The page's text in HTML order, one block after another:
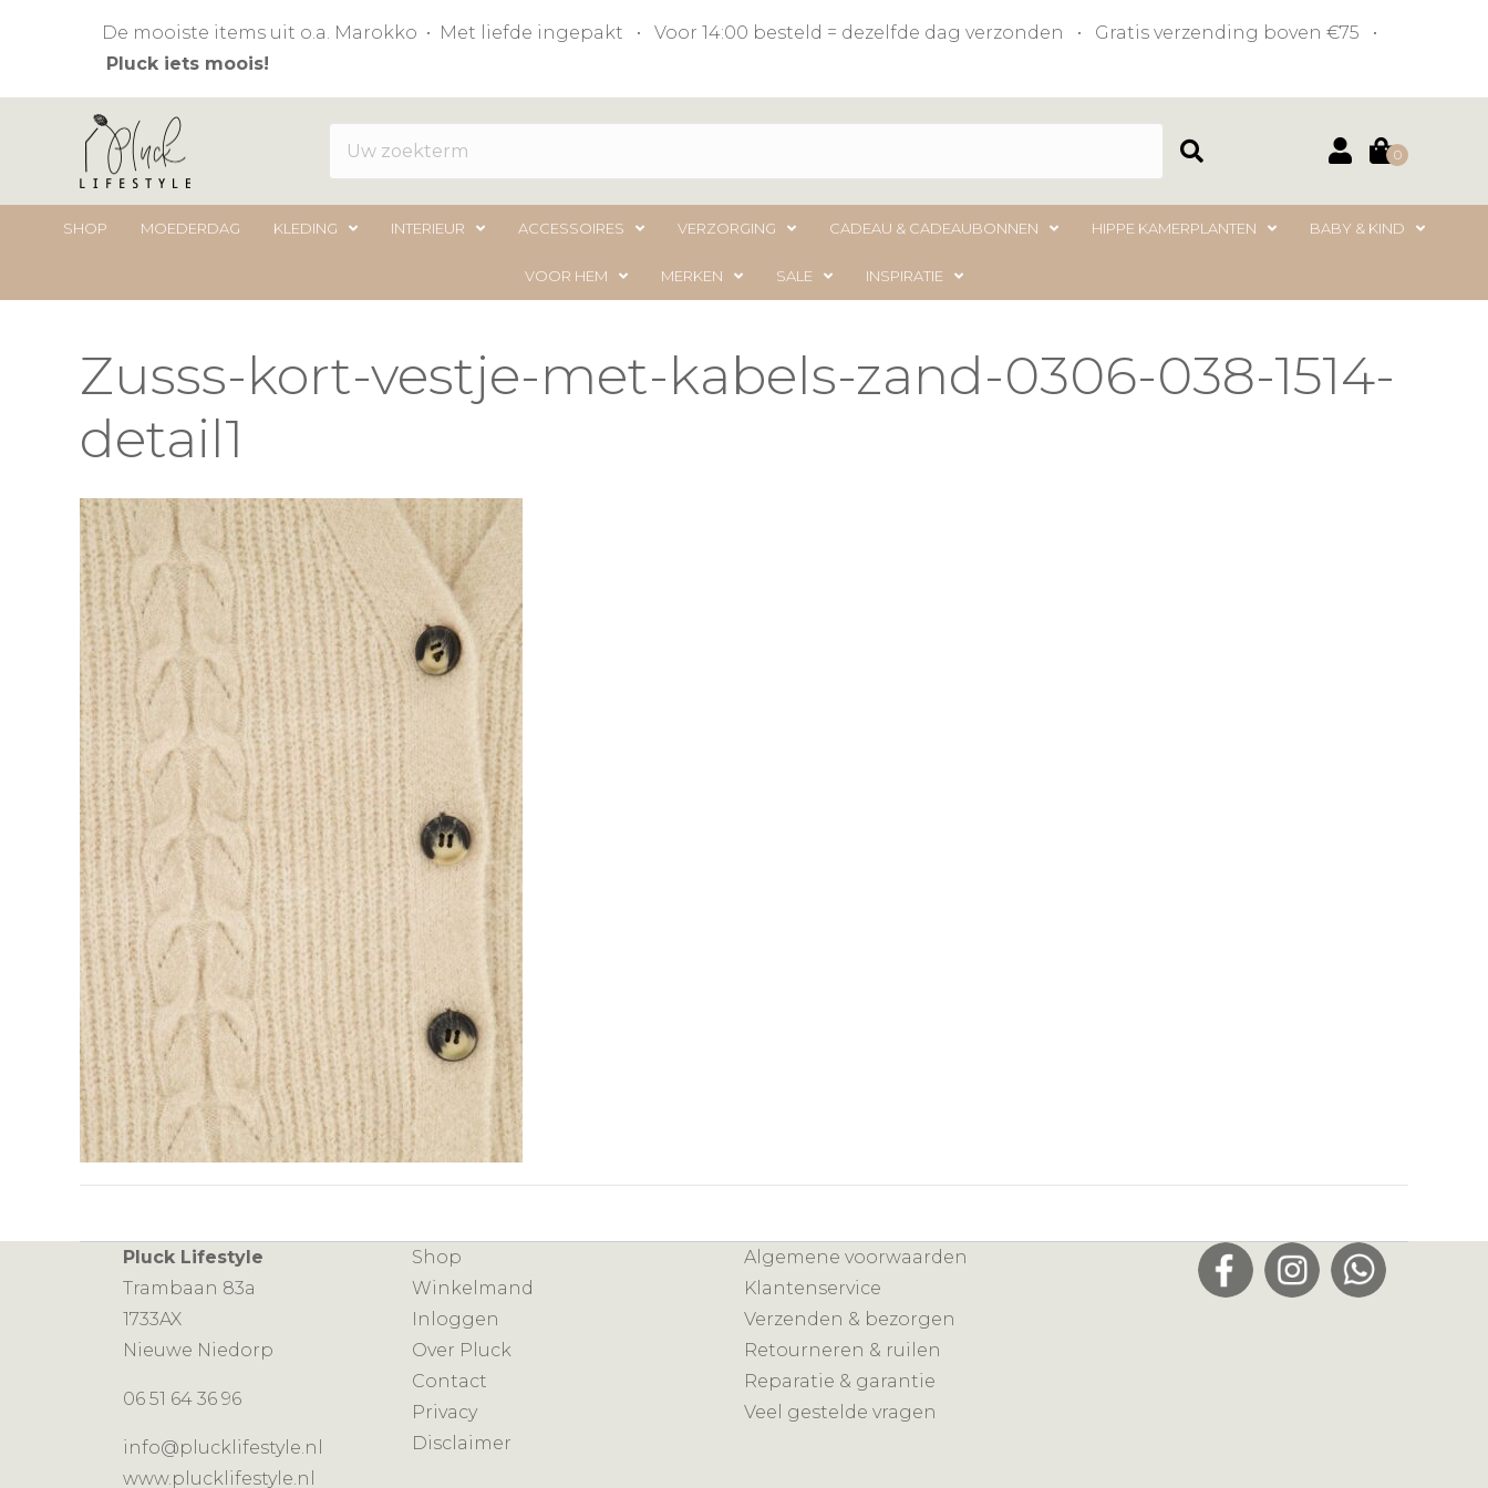
De mooiste items uit o.a. Marokko • Met liefde ingepakt • Voor 14:00 besteld = dezelfde dag verzonden • Gratis verzending boven €75 •
Pluck iets moois!
0
SHOP MOEDERDAG KLEDING INTERIEUR ACCESSOIRES VERZORGING CADEAU & CADEAUBONNEN HIPPE KAMERPLANTEN BABY & KIND
VOOR HEM MERKEN SALE INSPIRATIE
Zusss-kort-vestje-met-kabels-zand-0306-038-1514-
detail1
Pluck Lifestyle
Trambaan 83a
1733AX
Nieuwe Niedorp
06 51 64 36 96
info@plucklifestyle.nl
www.plucklifestyle.nl
Shop
Winkelmand
Inloggen
Over Pluck
Contact
Privacy
Disclaimer
Algemene voorwaarden
Klantenservice
Verzenden & bezorgen
Retourneren & ruilen
Reparatie & garantie
Veel gestelde vragen